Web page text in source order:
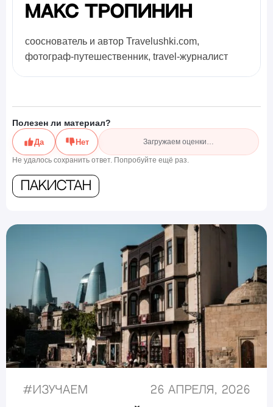
Макс Тропинин
сооснователь и автор Travelushki.com,
фотограф-путешественник, travel-журналист
Полезен ли материал?
Да Нет Загружаем оценки…
Не удалось сохранить ответ. Попробуйте ещё раз.
Пакистан
#Изучаем 26 апреля, 2026